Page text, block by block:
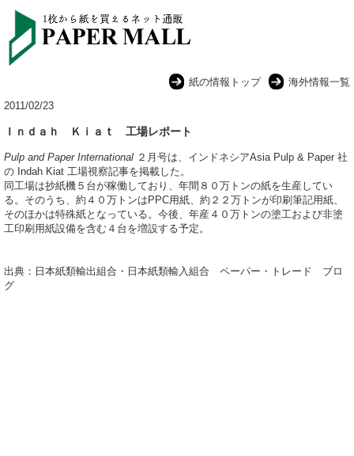
紙の情報トップ
海外情報一覧
2011/02/23
Ｉｎｄａｈ Ｋｉａｔ 工場レポート
Pulp and Paper International ２月号は、インドネシアAsia Pulp & Paper 社
の Indah Kiat 工場視察記事を掲載した。
同工場は抄紙機５台が稼働しており、年間８０万トンの紙を生産してい
る。そのうち、約４０万トンはPPC用紙、約２２万トンが印刷筆記用紙、
そのほかは特殊紙となっている。今後、年産４０万トンの塗工および非塗
工印刷用紙設備を含む４台を増設する予定。
出典：日本紙類輸出組合・日本紙類輸入組合 ペーパー・トレード ブロ
グ